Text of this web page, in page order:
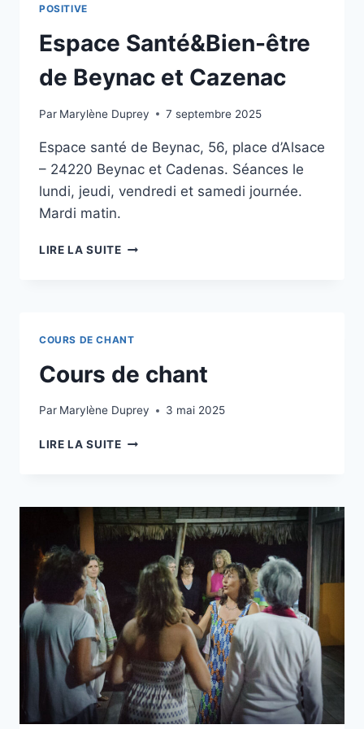
POSITIVE
Espace Santé&Bien-être
de Beynac et Cazenac
Par Marylène Duprey 7 septembre 2025
Espace santé de Beynac, 56, place d’Alsace
– 24220 Beynac et Cadenas. Séances le
lundi, jeudi, vendredi et samedi journée.
Mardi matin.
LIRE LA SUITE
COURS DE CHANT
Cours de chant
Par Marylène Duprey 3 mai 2025
LIRE LA SUITE